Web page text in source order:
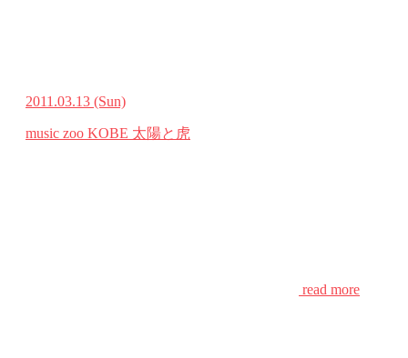
2011.03.13 (Sun)
music zoo KOBE 太陽と⻁
read more